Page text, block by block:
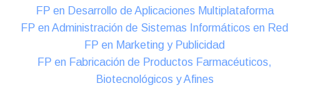
FP en Desarrollo de Aplicaciones Multiplataforma
FP en Administración de Sistemas Informáticos en Red
FP en Marketing y Publicidad
FP en Fabricación de Productos Farmacéuticos,
Biotecnológicos y Afines